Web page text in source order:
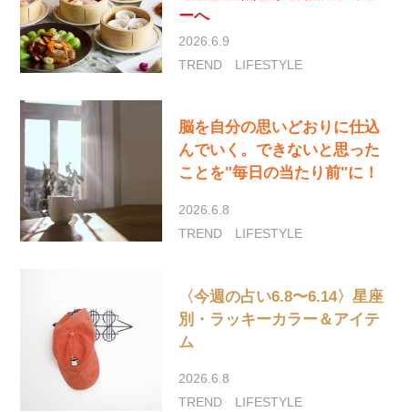
ーへ
2026.6.9
TREND
LIFESTYLE
脳を自分の思いどおりに仕込
んでいく。できないと思った
ことを"毎日の当たり前"に！
2026.6.8
TREND
LIFESTYLE
〈今週の占い6.8〜6.14〉星座
別・ラッキーカラー＆アイテ
ム
2026.6.8
TREND
LIFESTYLE